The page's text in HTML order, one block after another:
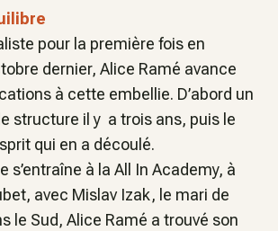
pour la première fois en
dernier, Alice Ramé avance
à cette embellie. D’abord un
structure il y a trois ans, puis le
qui en a découlé.
s’entraîne à la All In Academy, à
avec Mislav Izak, le mari de
le Sud, Alice Ramé a trouvé son